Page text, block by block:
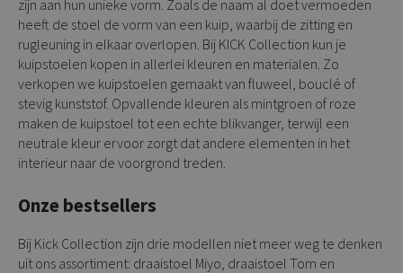
zijn aan hun unieke vorm. Zoals de naam al doet vermoeden
heeft de stoel de vorm van een kuip, waarbij de zitting en
rugleuning in elkaar overlopen. Bij KICK Collection kun je
kuipstoelen kopen in allerlei kleuren en materialen. Zo
verkopen we kuipstoelen gemaakt van fluweel, bouclé of
stevig kunststof. Opvallende kleuren als mintgroen of roze
maken de kuipstoel tot een echte blikvanger, terwijl een
neutrale kleur ervoor zorgt dat andere elementen in het
interieur naar de voorgrond treden.
Onze bestsellers
Bij Kick Collection zijn drie modellen niet meer weg te denken
uit ons assortiment: draaistoel Miyo, draaistoel Tom en